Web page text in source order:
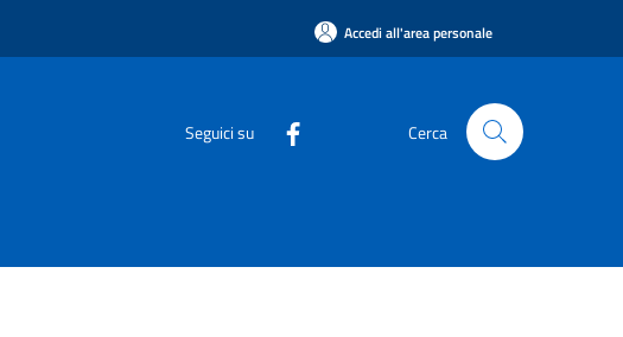
Accedi all'area personale
Seguici su Cerca